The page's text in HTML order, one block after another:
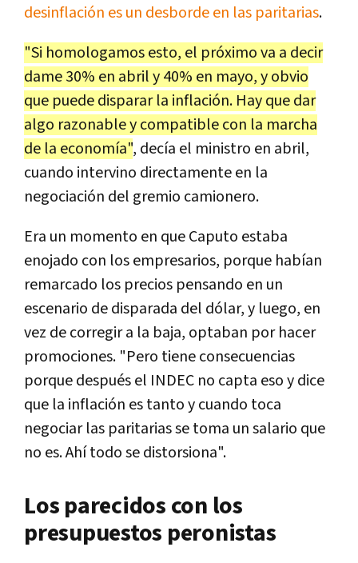
desinflación es un desborde en las paritarias.
"Si homologamos esto, el próximo va a decir
dame 30% en abril y 40% en mayo, y obvio
que puede disparar la inflación. Hay que dar
algo razonable y compatible con la marcha
de la economía", decía el ministro en abril,
cuando intervino directamente en la
negociación del gremio camionero.
Era un momento en que Caputo estaba
enojado con los empresarios, porque habían
remarcado los precios pensando en un
escenario de disparada del dólar, y luego, en
vez de corregir a la baja, optaban por hacer
promociones. "Pero tiene consecuencias
porque después el INDEC no capta eso y dice
que la inflación es tanto y cuando toca
negociar las paritarias se toma un salario que
no es. Ahí todo se distorsiona".
Los parecidos con los
presupuestos peronistas